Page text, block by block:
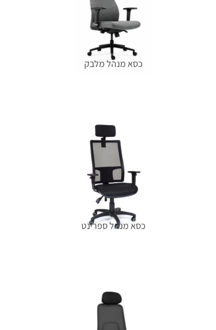
כסא מנהל מלבק
כסא מנהל ספרינט